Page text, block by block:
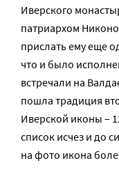
Иверского
патриархом
прислать ему еще
что и было
встречали на
пошла традиция
Иверской иконы –
список исчез и до
на фото икона